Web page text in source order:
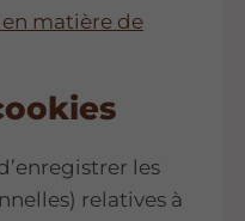
matière de
les
relatives à